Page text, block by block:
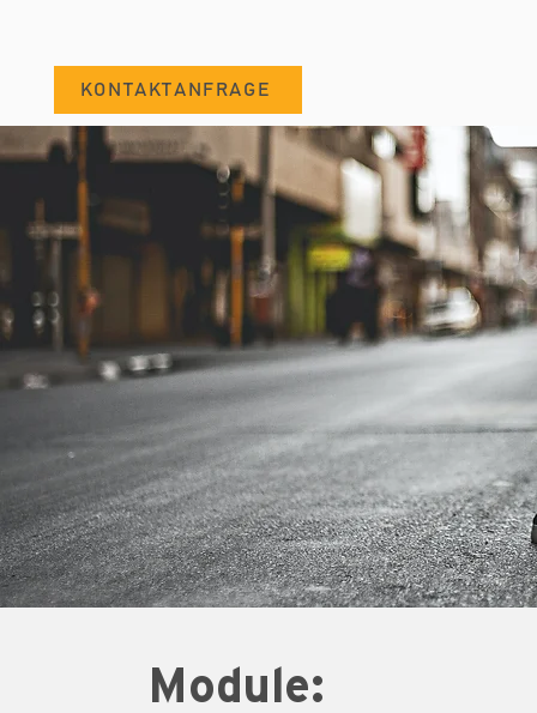
KONTAKTANFRAGE
Module: